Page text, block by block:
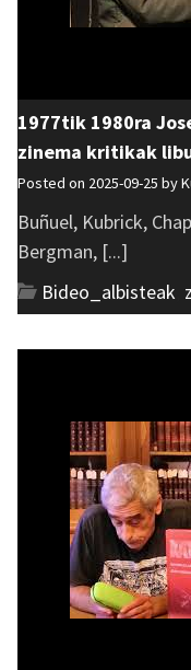
1977tik 1980ra
zinema kritikak
Posted on 2025-09-25 by
Buñuel, Kubrick,
Bergman, [...]
Bideo_albisteak